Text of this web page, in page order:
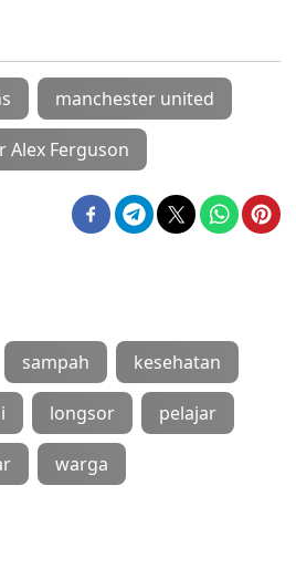
manchester united
Alex Ferguson
sampah kesehatan
longsor pelajar
warga